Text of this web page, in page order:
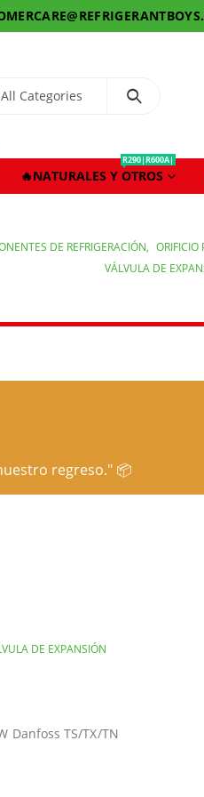
🔥NATURALES Y OTROS
R290|R600A|
DE REFRIGERACIÓN, ORIFICIO
VÁLVULA DE
regreso." 📦
DE EXPANSIÓN
Danfoss TS/TX/TN